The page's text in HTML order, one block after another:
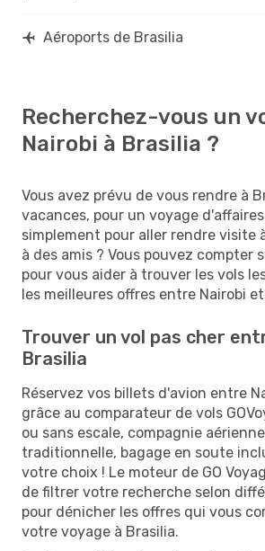
Aéroports de Brasilia
Recherchez-vous un
Nairobi à Brasilia ?
Vous avez prévu de vous rendre à
vacances, pour un voyage
simplement pour aller rendre visite
à des amis ? Vous pouvez compter
pour vous aider à trouver les vols
les meilleures offres entre Nairobi
Trouver un vol pas cher
Brasilia
Réservez vos billets d'avion entre
grâce au comparateur de vols
ou sans escale, compagnie
traditionnelle, bagage en soute
votre choix ! Le moteur de GO
de filtrer votre recherche selon
pour dénicher les offres qui vous
votre voyage à Brasilia.